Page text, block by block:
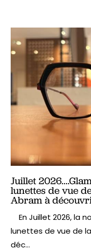
Juillet
lunettes de vue
Abram à
En Juillet 2026, la
lunettes de vue de
déc...